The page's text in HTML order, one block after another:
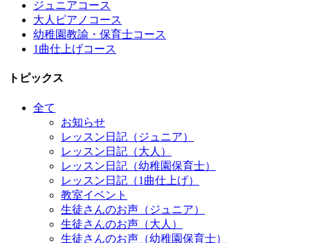
ジュニアコース
大人ピアノコース
幼稚園教諭・保育士コース
1曲仕上げコース
トピックス
全て
お知らせ
レッスン日記（ジュニア）
レッスン日記（大人）
レッスン日記（幼稚園保育士）
レッスン日記（1曲仕上げ）
教室イベント
生徒さんのお声（ジュニア）
生徒さんのお声（大人）
生徒さんのお声（幼稚園保育士）